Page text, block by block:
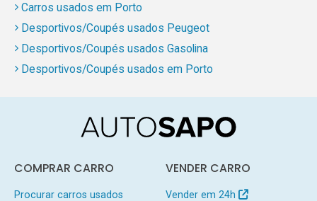
Carros usados em Porto
Desportivos/Coupés usados Peugeot
Desportivos/Coupés usados Gasolina
Desportivos/Coupés usados em Porto
COMPRAR CARRO
Procurar carros usados
VENDER CARRO
Vender em 24h